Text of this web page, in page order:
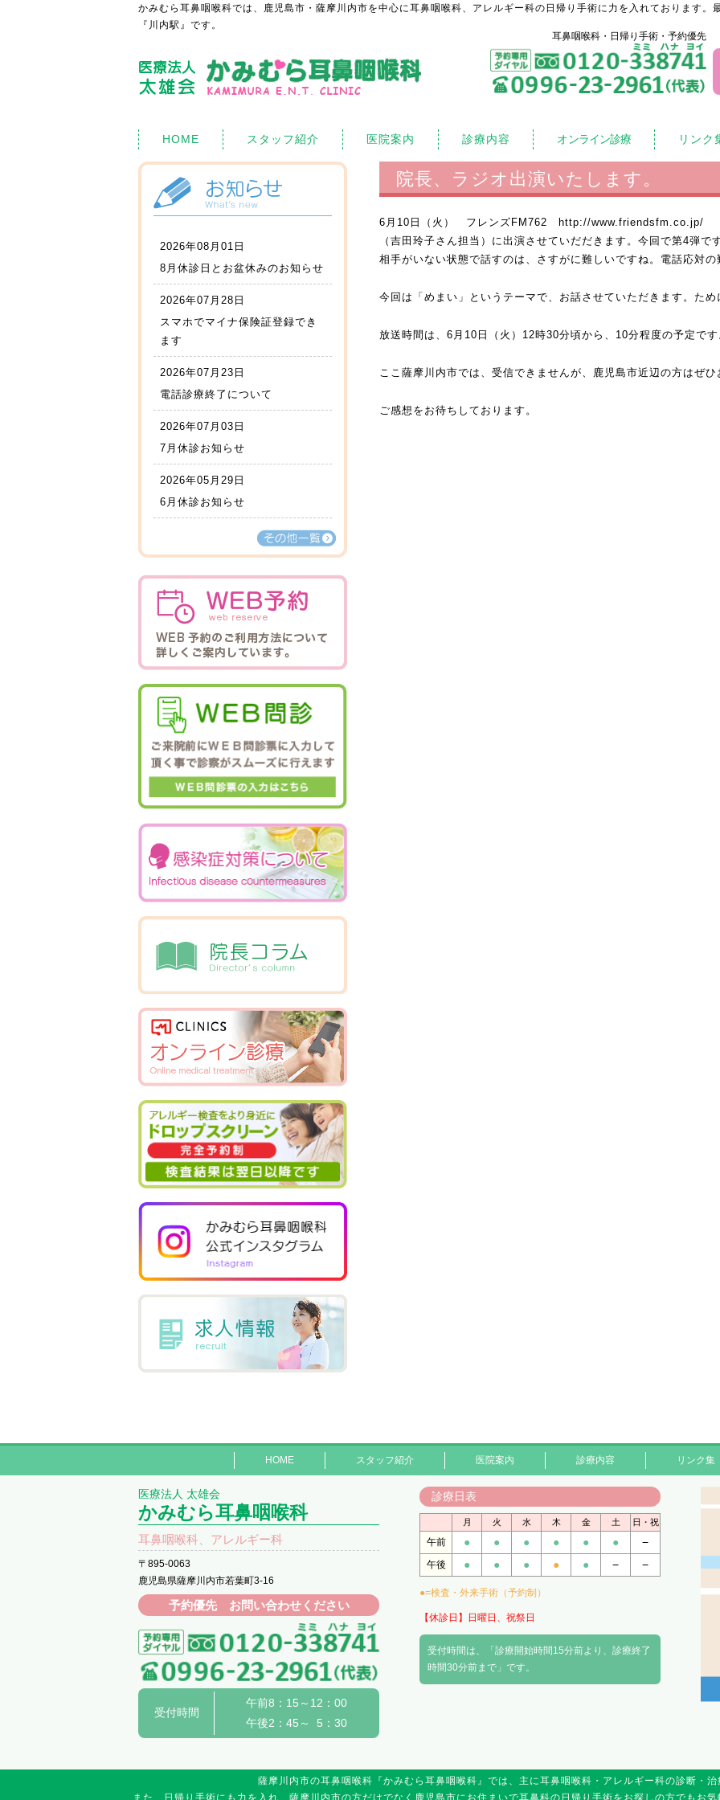
かみむら耳鼻咽喉科では、鹿児島市・薩摩川内市を中心に耳鼻咽喉科、アレルギー科の日帰り手術に力を入れております。
『川内駅』です。
耳鼻咽喉科・日帰り手術・予約優先
HOME スタッフ紹介 医院案内 診療内容 オンライン診療 リンク
院長、ラジオ出演いたします。
6月10日（火） フレンズFM762 http://www.friendsfm.co.jp/
（吉田玲子さん担当）に出演させていだだきます。今回で第4弾で
相手がいない状態で話すのは、さすがに難しいですね。電話応対の
今回は「めまい」というテーマで、お話させていただきます。ため
放送時間は、6月10日（火）12時30分頃から、10分程度の予定です
ここ薩摩川内市では、受信できませんが、鹿児島市近辺の方はぜひ
ご感想をお待ちしております。
2026年08月01日
8月休診日とお盆休みのお知らせ
2026年07月28日
スマホでマイナ保険証登録でき
ます
2026年07月23日
電話診療終了について
2026年07月03日
7月休診お知らせ
2026年05月29日
6月休診お知らせ
HOME スタッフ紹介 医院案内 診療内容 リンク集
医療法人 太雄会
かみむら耳鼻咽喉科
耳鼻咽喉科、アレルギー科
〒895-0063
鹿児島県薩摩川内市若葉町3-16
予約優先 お問い合わせください
受付時間
午前8：15～12：00
午後2：45～ 5：30
診療日表
月 火 水 木 金 土 日・祝
午前 ● ● ● ● ● ● −
午後 ● ● ● ● ● − −
●=検査・外来手術（予約制）
【休診日】日曜日、祝祭日
受付時間は、「診療開始時間15分前より、診療終了
時間30分前まで」です。
薩摩川内市の耳鼻咽喉科『かみむら耳鼻咽喉科』では、主に耳鼻咽喉科・アレルギー科の診断・治
また、日帰り手術にも力を入れ、薩摩川内市の方だけでなく鹿児島市にお住まいで耳鼻科の日帰り手術をお探しの方でもお